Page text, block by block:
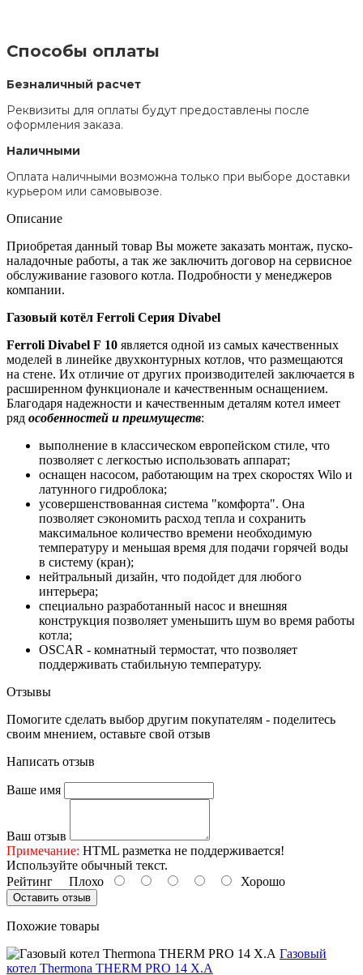
Способы оплаты
Безналичный расчет
Реквизиты для оплаты будут предоставлены после
оформления заказа.
Наличными
Оплата наличными возможна только при выборе доставки
курьером или самовывозе.
Описание
Приобретая данный товар Вы можете заказать монтаж, пуско-
наладочные работы, а так же заключить договор на сервисное
обслуживание газового котла. Подробности у менеджеров
компании.
Газовый котёл Ferroli Серия Divabel
Ferroli Divabel F 10 является одной из самых качественных
моделей в линейке двухконтурных котлов, что размещаются
на стене. Их отличие от других производителей заключается в
расширенном функционале и качественным оснащением.
Благодаря надежности и качественным деталям котел имеет
ряд особенностей и преимуществ:
выполнение в классическом европейском стиле, что
позволяет с легкостью использовать аппарат;
оснащен насосом, работающим на трех скоростях Wilo и
латунного гидроблока;
усовершенствованная система "комфорта". Она
позволяет сэкономить расход тепла и сохранить
максимальное количество времени необходимую
температуру и меньшая время для подачи горячей воды
в систему (кран);
нейтральный дизайн, что подойдет для любого
интерьера;
специально разработанный насос и внешняя
конструкция позволяет уменьшить шум во время работы
котла;
OSCAR - комнатный термостат, что позволяет
поддерживать стабильную температуру.
Отзывы
Помогите сделать выбор другим покупателям - поделитесь
своим мнением, оставьте свой отзыв
Написать отзыв
Ваше имя
Ваш отзыв
Примечание: HTML разметка не поддерживается!
Используйте обычный текст.
Рейтинг Плохо Хорошо
Оставить отзыв
Похожие товары
Газовый
котел Thermona THERM PRO 14 X.A